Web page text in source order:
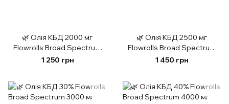
🌿 Олія КБД 2000 мг
Flowrolls Broad Spectrum
Висококонцентрована CBD
1 250 грн
🌿 Олія КБД 2500 мг
Flowrolls Broad Spectrum
CBD 25% 10 мл Польща
1 450 грн